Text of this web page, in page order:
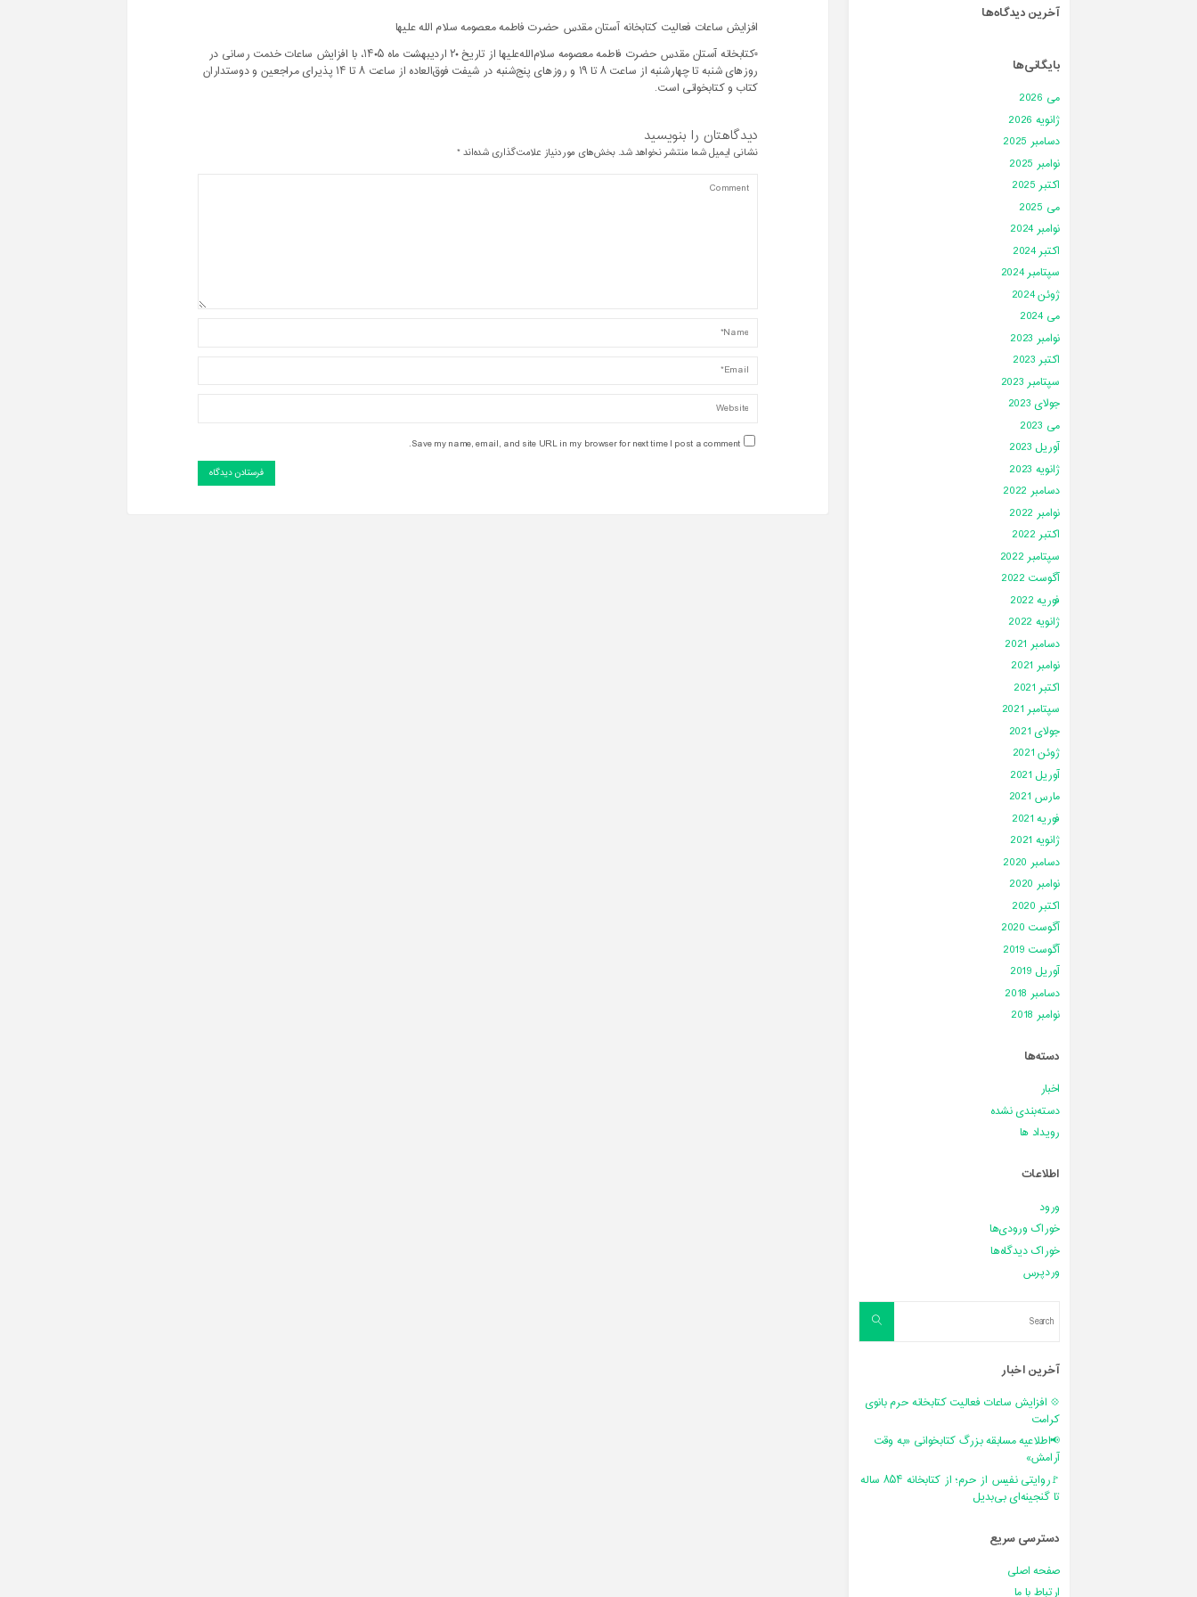
افزایش ساعات فعالیت کتابخانه آستان مقدس حضرت فاطمه معصومه سلام الله علیها
▫️کتابخانه آستان مقدس حضرت فاطمه معصومه سلام‌الله‌علیها از تاریخ ۲۰ اردیبهشت ماه ۱۴۰۵، با افزایش ساعات خدمت رسانی در
روزهای شنبه تا چهارشنبه از ساعت ۸ تا ۱۹ و روزهای پنج‌شنبه در شیفت فوق‌العاده از ساعت ۸ تا ۱۴ پذیرای مراجعین و دوستداران
کتاب و کتابخوانی است.
دیدگاهتان را بنویسید
نشانی ایمیل شما منتشر نخواهد شد. بخش‌های موردنیاز علامت‌گذاری شده‌اند*
Save my name, email, and site URL in my browser for next time I post a comment.
آخرین دیدگاه‌ها
بایگانی‌ها
می 2026
ژانویه 2026
دسامبر 2025
نوامبر 2025
اکتبر 2025
می 2025
نوامبر 2024
اکتبر 2024
سپتامبر 2024
ژوئن 2024
می 2024
نوامبر 2023
اکتبر 2023
سپتامبر 2023
جولای 2023
می 2023
آوریل 2023
ژانویه 2023
دسامبر 2022
نوامبر 2022
اکتبر 2022
سپتامبر 2022
آگوست 2022
فوریه 2022
ژانویه 2022
دسامبر 2021
نوامبر 2021
اکتبر 2021
سپتامبر 2021
جولای 2021
ژوئن 2021
آوریل 2021
مارس 2021
فوریه 2021
ژانویه 2021
دسامبر 2020
نوامبر 2020
اکتبر 2020
آگوست 2020
آگوست 2019
آوریل 2019
دسامبر 2018
نوامبر 2018
دسته‌ها
اخبار
دسته‌بندی نشده
رویداد ها
اطلاعات
ورود
خوراک ورودی‌ها
خوراک دیدگاه‌ها
وردپرس
Search
آخرین اخبار
💠 افزایش ساعات فعالیت کتابخانه حرم بانوی
کرامت
📢اطلاعیه مسابقه بزرگ کتابخوانی «به وقت
آرامش»
🚩روایتی نفیس از حرم؛ از کتابخانه ۸۵۴ ساله
تا گنجینه‌ای بی‌بدیل
دسترسی سریع
صفحه اصلی
ارتباط با ما